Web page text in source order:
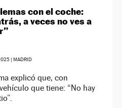
con el coche:
a veces no ves a
| MADRID
explicó que, con
que tiene: “No hay